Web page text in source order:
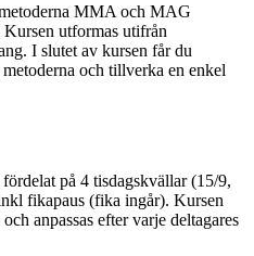
MMA och MAG
utformas utifrån
I slutet av kursen får du
och tillverka en enkel
på 4 tisdagskvällar (15/9,
fikapaus (fika ingår). Kursen
anpassas efter varje deltagares